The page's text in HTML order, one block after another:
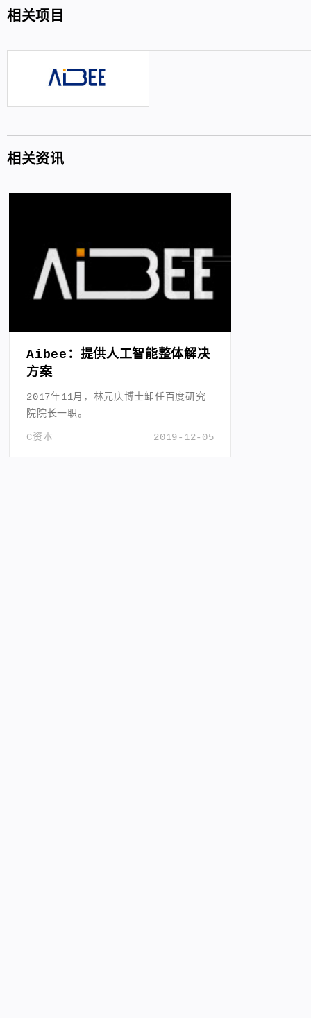
相关项目
相关资讯
Aibee：提供人工智能整体解决
方案
2017年11月，林元庆博士卸任百度研究
院院长一职。
2019-12-05
C资本